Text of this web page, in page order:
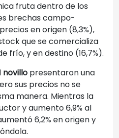
fruta dentro de los
brechas campo-
en origen (8,3%),
que se comercializa
frío, y en destino (16,7%).
novillo presentaron una
sus precios no se
manera. Mientras la
y aumento 6,9% al
6,2% en origen y